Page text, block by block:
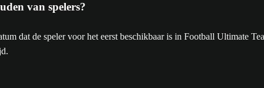
van spelers?
dat de speler voor het eerst beschikbaar is in Football Ultimate